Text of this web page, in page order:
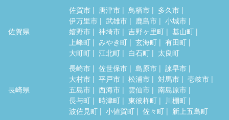
佐賀県
佐賀市 唐津市 鳥栖市
多久市
伊万里市
武雄市 鹿島市
小城市
嬉野市
神埼市 吉野ヶ里町
基山町
上峰町
みやき町 玄海町
有田町
大町町
江北町 白石町 太良町
長崎県
長崎市 佐世保市 島原市
諫早市
大村市
平戸市 松浦市 対馬市
壱岐市
五島市
西海市 雲仙市
南島原市
長与町
時津町 東彼杵町
川棚町
波佐見町
小値賀町 佐々町 新上五島町